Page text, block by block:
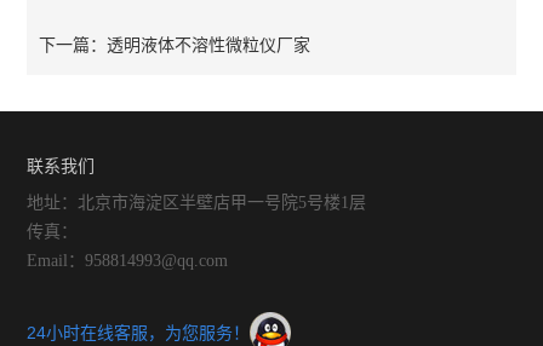
下一篇：透明液体不溶性微粒仪厂家
联系我们
地址：北京市海淀区半壁店甲一号院5号楼1层
传真：
Email：958814993@qq.com
24小时在线客服，为您服务！